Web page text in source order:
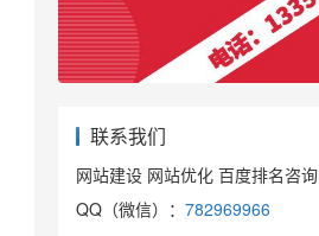
联系我们
网站建设 网站优化 百度排名咨询
QQ（微信）： 782969966